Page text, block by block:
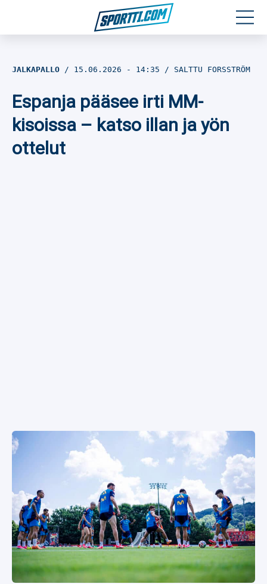
Jalkapallo
Yleisurheilu
JALKAPALLO 15.06.2026 - 14:35 SALTTU FORSSTRÖM
Espanja pääsee irti MM-
kisoissa – katso illan ja yön
ottelut